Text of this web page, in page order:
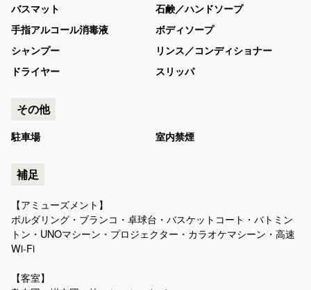
バスマット
石鹸／ハンドソープ
手指アルコール消毒液
ボディソープ
シャンプー
リンス／コンディショナー
ドライヤー
スリッパ
その他
駐車場 室内禁煙
補足
【アミューズメント】
ボルダリング・ブランコ・卓球台・バスケットコート・バトミン
トン・UNOマシーン・プロジェクター・カラオケマシーン・高速
Wi-Fi
【客室】